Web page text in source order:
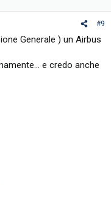
#9
Generale ) un Airbus
e credo anche